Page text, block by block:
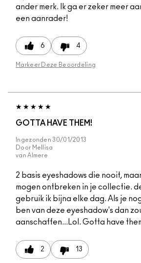
ander merk. Ik ga er zeker meer
een aanrader!
6 4
Markeer Deze Beoordeling
GOTTA HAVE THEM!
Ingezonden30/01/2013
Door Mellisa
van Almere
2 basis eyeshadows die nooit,
mogen ontbreken in je collectie.
gebruik ik bijna elke dag. Als je
ben van deze eyeshadow's dan
aanschaffen...Lol. Gotta have
2 13